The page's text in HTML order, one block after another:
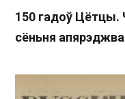
150 гадоў Цётцы.
сёньня